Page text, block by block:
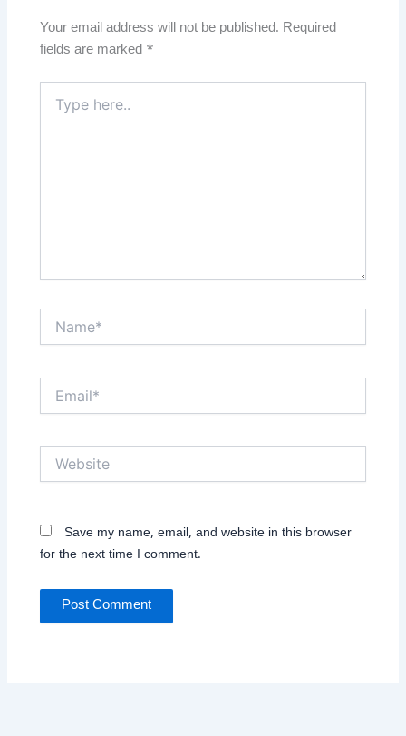
Your email address will not be published. Required
fields are marked *
here..
Save my name, email, and website in this browser
for the next time I comment.